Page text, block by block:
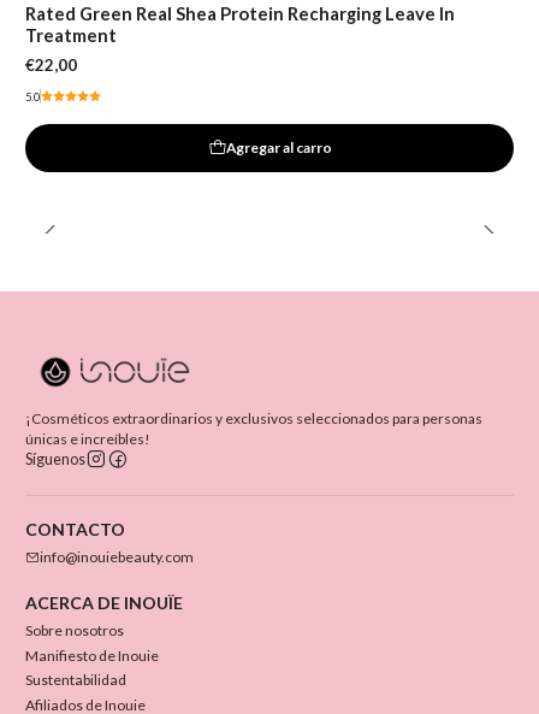
Rated Green Real Shea Protein Recharging Leave In
Treatment
€22,00
5.0
Agregar al carro
¡Cosméticos extraordinarios y exclusivos seleccionados para personas
únicas e increíbles!
Síguenos
CONTACTO
info@inouiebeauty.com
ACERCA DE INOUÏE
Sobre nosotros
Manifiesto de Inouie
Sustentabilidad
Afiliados de Inouie